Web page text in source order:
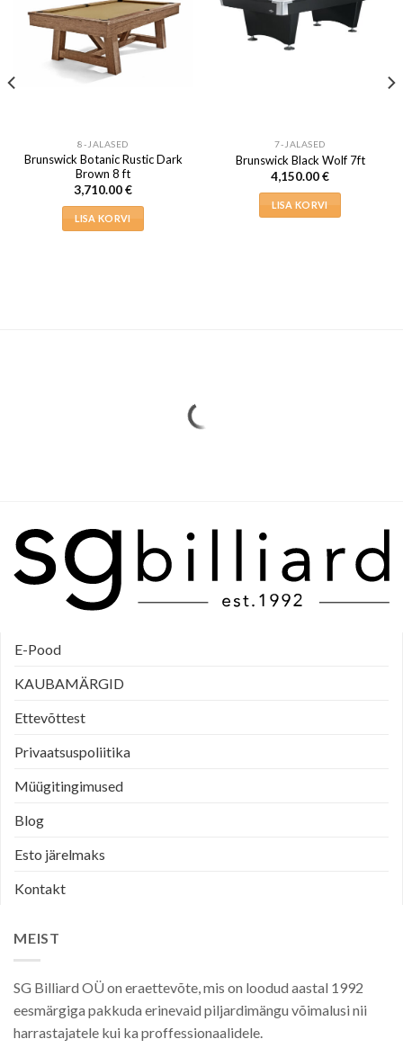
8-JALASED
Brunswick Botanic Rustic Dark
Brown 8 ft
3,710.00€
LISA KORVI
7-JALASED
Brunswick Black Wolf 7ft
4,150.00€
LISA KORVI
E-Pood
KAUBAMÄRGID
Ettevõttest
Privaatsuspoliitika
Müügitingimused
Blog
Esto järelmaks
Kontakt
MEIST
SG Billiard OÜ on eraettevõte, mis on loodud aastal 1992
eesmärgiga pakkuda erinevaid piljardimängu võimalusi nii
harrastajatele kui ka proffessionaalidele.